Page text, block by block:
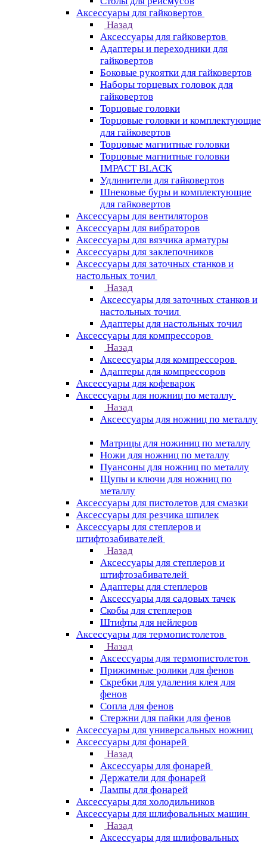
Аксессуары для гайковертов
Назад
Аксессуары для гайковертов
Адаптеры и переходники для
гайковертов
Боковые рукоятки для гайковертов
Наборы торцевых головок для
гайковертов
Торцовые головки
Торцовые головки и комплектующие
для гайковертов
Торцовые магнитные головки
Торцовые магнитные головки
IMPACT BLACK
Удлинители для гайковертов
Шнековые буры и комплектующие
для гайковертов
Аксессуары для вентиляторов
Аксессуары для вибраторов
Аксессуары для вязчика арматуры
Аксессуары для заклепочников
Аксессуары для заточных станков и
настольных точил
Назад
Аксессуары для заточных станков и
настольных точил
Адаптеры для настольных точил
Аксессуары для компрессоров
Назад
Аксессуары для компрессоров
Адаптеры для компрессоров
Аксессуары для кофеварок
Аксессуары для ножниц по металлу
Назад
Аксессуары для ножниц по металлу
Матрицы для ножиниц по металлу
Ножи для ножниц по металлу
Пуансоны для ножниц по металлу
Щупы и ключи для ножниц по
металлу
Аксессуары для пистолетов для смазки
Аксессуары для резчика шпилек
Аксессуары для степлеров и
штифтозабивателей
Назад
Аксессуары для степлеров и
штифтозабивателей
Адаптеры для степлеров
Аксессуары для садовых тачек
Скобы для степлеров
Штифты для нейлеров
Аксессуары для термопистолетов
Назад
Аксессуары для термопистолетов
Прижимные ролики для фенов
Скребки для удаления клея для
фенов
Сопла для фенов
Стержни для пайки для фенов
Аксессуары для универсальных ножниц
Аксессуары для фонарей
Назад
Аксессуары для фонарей
Держатели для фонарей
Лампы для фонарей
Аксессуары для холодильников
Аксессуары для шлифовальных машин
Назад
Аксессуары для шлифовальных